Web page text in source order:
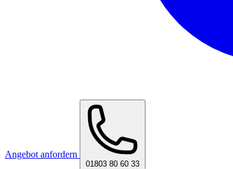
Angebot anfordern
01803 80 60 33